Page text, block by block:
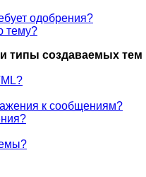
одобрения?
тему?
типы создаваемых тем
к сообщениям?